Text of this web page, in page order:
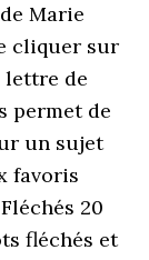
Marie
cliquer sur
lettre de
permet de
un sujet
favoris
20
fléchés et